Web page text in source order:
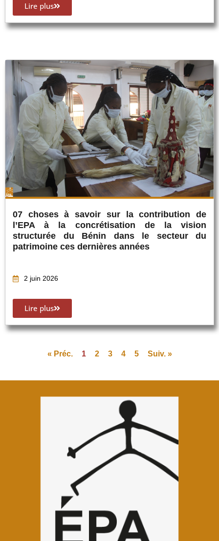
Lire plus
07 choses à savoir sur la contribution de
l’EPA à la concrétisation de la vision
structurée du Bénin dans le secteur du
patrimoine ces dernières années
2 juin 2026
Lire plus
« Préc. 1 2 3 4 5 Suiv. »